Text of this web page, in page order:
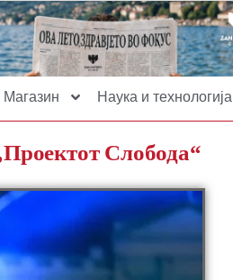
Магазин Наука и технологија
Слобода“